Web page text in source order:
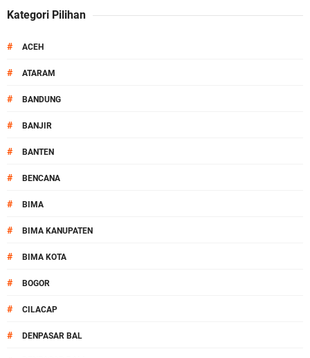
Kategori Pilihan
# ACEH
# ATARAM
# BANDUNG
# BANJIR
# BANTEN
# BENCANA
# BIMA
# BIMA KANUPATEN
# BIMA KOTA
# BOGOR
# CILACAP
# DENPASAR BAL